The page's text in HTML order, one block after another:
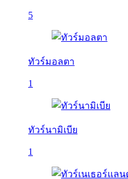
5
ทัวร์มอลตา
1
ทัวร์นามิเบีย
1